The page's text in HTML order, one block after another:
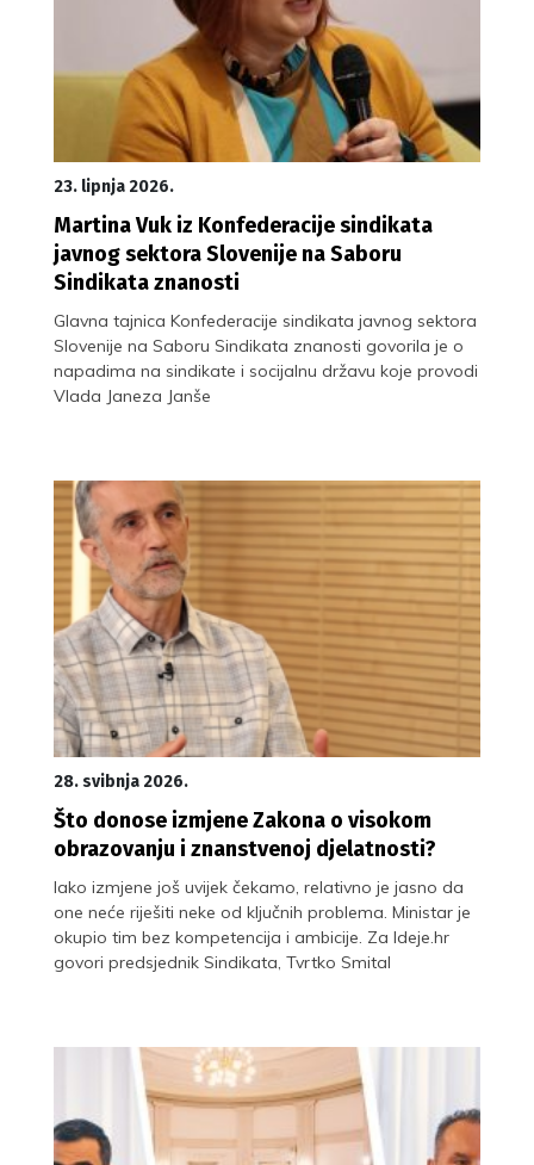
23. lipnja 2026.
Martina Vuk iz Konfederacije sindikata
javnog sektora Slovenije na Saboru
Sindikata znanosti
Glavna tajnica Konfederacije sindikata javnog sektora
Slovenije na Saboru Sindikata znanosti govorila je o
napadima na sindikate i socijalnu državu koje provodi
Vlada Janeza Janše
28. svibnja 2026.
Što donose izmjene Zakona o visokom
obrazovanju i znanstvenoj djelatnosti?
Iako izmjene još uvijek čekamo, relativno je jasno da
one neće riješiti neke od ključnih problema. Ministar je
okupio tim bez kompetencija i ambicije. Za Ideje.hr
govori predsjednik Sindikata, Tvrtko Smital